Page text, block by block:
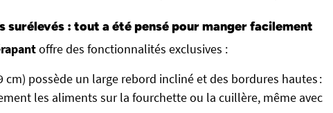
surélevés : tout a été pensé pour manger facilement
offre des fonctionnalités exclusives :
cm) possède un large rebord incliné et des bordures hautes :
les aliments sur la fourchette ou la cuillère, même avec